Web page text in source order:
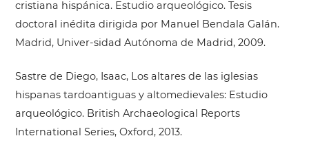
cristiana hispánica. Estudio arqueológico. Tesis
doctoral inédita dirigida por Manuel Bendala Galán.
Madrid, Univer-sidad Autónoma de Madrid, 2009.
Sastre de Diego, Isaac, Los altares de las iglesias
hispanas tardoantiguas y altomedievales: Estudio
arqueológico. British Archaeological Reports
International Series, Oxford, 2013.